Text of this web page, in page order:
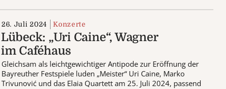
26. Juli 2024 Konzerte
Lübeck: „Uri Caine“, Wagner
im Caféhaus
Gleichsam als leichtgewichtiger Antipode zur Eröffnung der
Bayreuther Festspiele luden „Meister“ Uri Caine, Marko
Trivunović und das Elaia Quartett am 25. Juli 2024, passend